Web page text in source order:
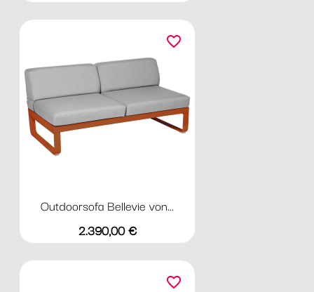
Outdoorsofa Bellevie von...
Preis
2.390,00 €
favorite_border
favorite_border